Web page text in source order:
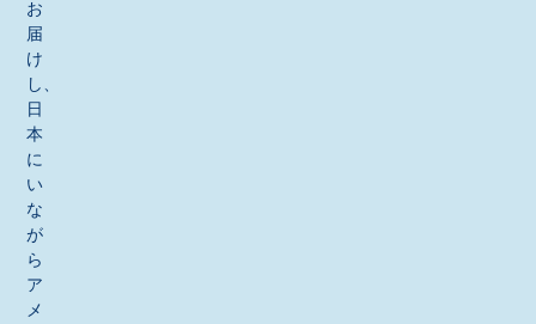
お
届
け
し、
日
本
に
い
な
が
ら
ア
メ